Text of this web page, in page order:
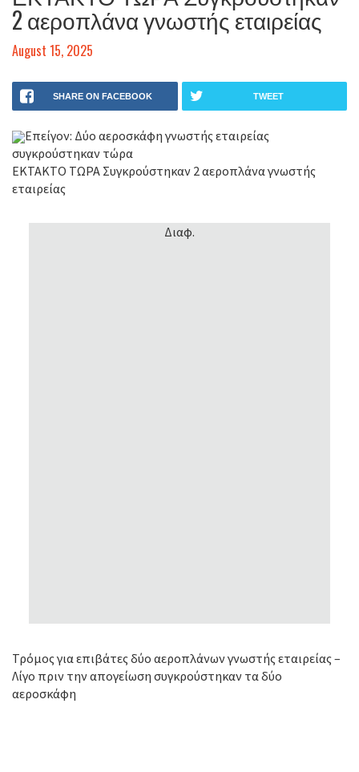
2 αεροπλάνα γνωστής εταιρείας
August 15, 2025
SHARE ON FACEBOOK TWEET
Επείγον: Δύο αεροσκάφη γνωστής εταιρείας
συγκρούστηκαν τώρα
ΕΚΤΑΚΤΟ ΤΩΡΑ Συγκρούστηκαν 2 αεροπλάνα γνωστής
εταιρείας
Διαφ.
Τρόμος για επιβάτες δύο αεροπλάνων γνωστής εταιρείας –
Λίγο πριν την απογείωση συγκρούστηκαν τα δύο
αεροσκάφη